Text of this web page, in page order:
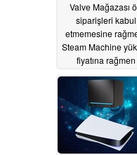
Valve Mağazası
siparişleri kabul
etmemesine
Steam Machine
fiyatına rağmen
06/24/2026